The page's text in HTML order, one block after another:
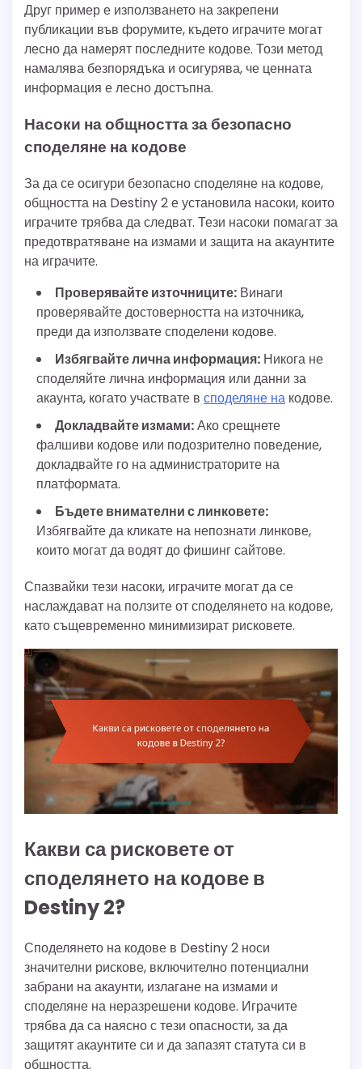
Друг пример е използването на закрепени
публикации във форумите, където играчите могат
лесно да намерят последните кодове. Този метод
намалява безпорядъка и осигурява, че ценната
информация е лесно достъпна.
Насоки на общността за безопасно
споделяне на кодове
За да се осигури безопасно споделяне на кодове,
общността на Destiny 2 е установила насоки, които
играчите трябва да следват. Тези насоки помагат за
предотвратяване на измами и защита на акаунтите
на играчите.
Проверявайте източниците: Винаги
проверявайте достоверността на източника,
преди да използвате споделени кодове.
Избягвайте лична информация: Никога не
споделяйте лична информация или данни за
акаунта, когато участвате в споделяне на кодове.
Докладвайте измами:Ако срещнете
фалшиви кодове или подозрително поведение,
докладвайте го на администраторите на
платформата.
Бъдете внимателни с линковете:
Избягвайте да кликате на непознати линкове,
които могат да водят до фишинг сайтове.
Спазвайки тези насоки, играчите могат да се
наслаждават на ползите от споделянето на кодове,
като същевременно минимизират рисковете.
Какви са рисковете от
споделянето на кодове в
Destiny 2?
Споделянето на кодове в Destiny 2 носи
значителни рискове, включително потенциални
забрани на акаунти, излагане на измами и
споделяне на неразрешени кодове. Играчите
трябва да са наясно с тези опасности, за да
защитят акаунтите си и да запазят статута си в
общността.